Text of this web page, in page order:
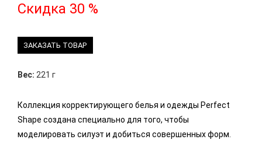
Скидка 30 %
ЗАКАЗАТЬ ТОВАР
Вес: 221 г
Коллекция корректирующего белья и одежды Perfect
Shape создана специально для того, чтобы
моделировать силуэт и добиться совершенных форм.